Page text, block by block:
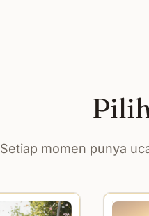
Setiap momen punya